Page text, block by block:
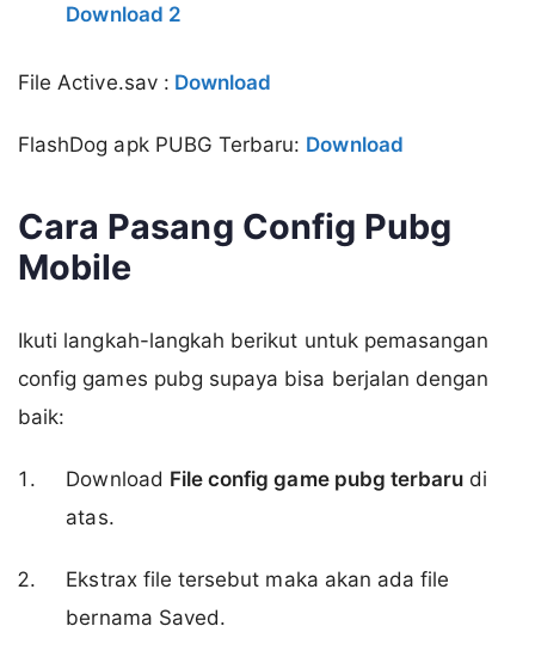
Download 2
File Active.sav : Download
FlashDog apk PUBG Terbaru: Download
Cara Pasang Config Pubg
Mobile
Ikuti langkah-langkah berikut untuk pemasangan
config games pubg supaya bisa berjalan dengan
baik:
Download File config game pubg terbaru di
atas.
Ekstrax file tersebut maka akan ada file
bernama Saved.